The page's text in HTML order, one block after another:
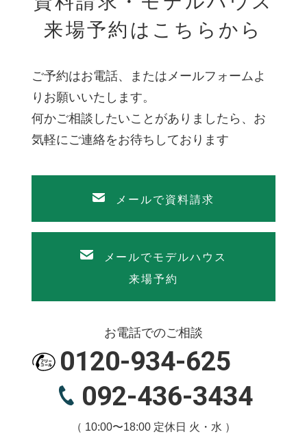
来場予約はこちらから
ご予約はお電話、またはメールフォームよ
りお願いいたします。
何かご相談したいことがありましたら、お
気軽にご連絡をお待ちしております
メールで資料請求
メールでモデルハウス
来場予約
お電話でのご相談
0120-934-625
092-436-3434
（ 10:00〜18:00 定休日 火・水 ）